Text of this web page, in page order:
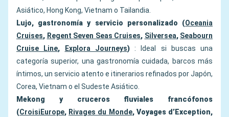
Asiático, Hong Kong, Vietnam o Tailandia.
Lujo, gastronomía y servicio personalizado (Oceania
Cruises, Regent Seven Seas Cruises, Silversea, Seabourn
Cruise Line, Explora Journeys): Ideal si buscas una
categoría superior, una gastronomía cuidada, barcos más
íntimos, un servicio atento e itinerarios refinados por Japón,
Corea, Vietnam o el Sudeste Asiático.
Mekong y cruceros fluviales francófonos
(CroisiEurope, Rivages du Monde, Voyages d’Exception,